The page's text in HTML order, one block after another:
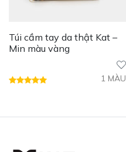
Túi cầm tay da thật Kat –
Min màu vàng
1 MÀU